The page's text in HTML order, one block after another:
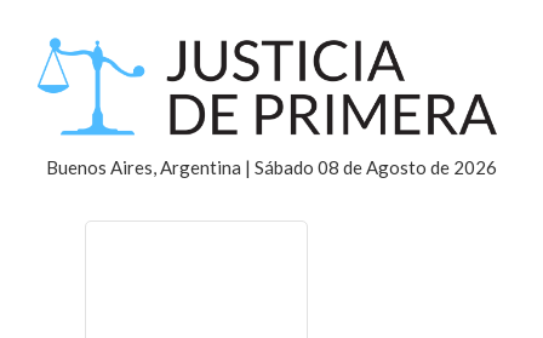
Buenos Aires, Argentina | Sábado 08 de Agosto de 2026